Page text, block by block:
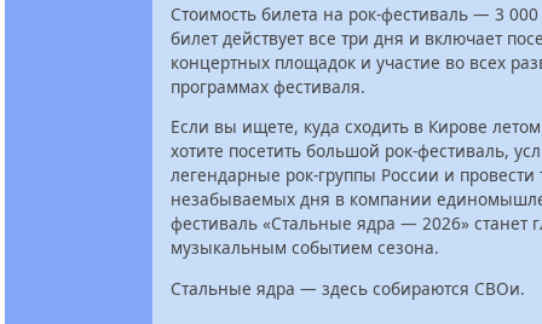
Стоимость билета на рок-фестиваль — 3
билет действует все три дня и включает
концертных площадок и участие во всех
программах фестиваля.
Если вы ищете, куда сходить в Кирове
хотите посетить большой рок-фестиваль,
легендарные рок-группы России и провести
незабываемых дня в компании
фестиваль «Стальные ядра — 2026» станет
музыкальным событием сезона.
Стальные ядра — здесь собираются СВОи.